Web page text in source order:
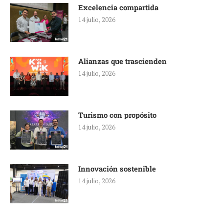
Excelencia compartida
14 julio, 2026
Alianzas que trascienden
14 julio, 2026
Turismo con propósito
14 julio, 2026
Innovación sostenible
14 julio, 2026